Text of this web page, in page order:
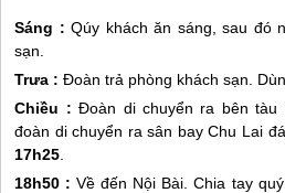
Sáng : Qúy khách ăn sáng, sau đó
sạn.
Trưa : Đoàn trả phòng khách sạn.
Chiều : Đoàn di chuyển ra bên tàu
đoàn di chuyển ra sân bay Chu Lai
17h25
18h50 : Về đến Nội Bài. Chia tay